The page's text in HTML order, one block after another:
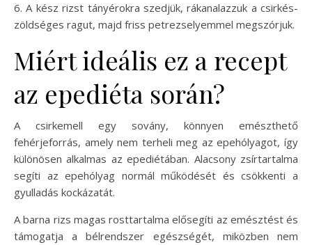
6. A kész rizst tányérokra szedjük, rákanalazzuk a csirkés-
zöldséges ragut, majd friss petrezselyemmel megszórjuk.
Miért ideális ez a recept
az epediéta során?
A csirkemell egy sovány, könnyen emészthető
fehérjeforrás, amely nem terheli meg az epehólyagot, így
különösen alkalmas az epediétában. Alacsony zsírtartalma
segíti az epehólyag normál működését és csökkenti a
gyulladás kockázatát.
A barna rizs magas rosttartalma elősegíti az emésztést és
támogatja a bélrendszer egészségét, miközben nem